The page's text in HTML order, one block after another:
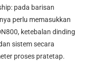
pada barisan
perlu memasukkan
ketebalan dinding
sistem secara
proses pratetap.